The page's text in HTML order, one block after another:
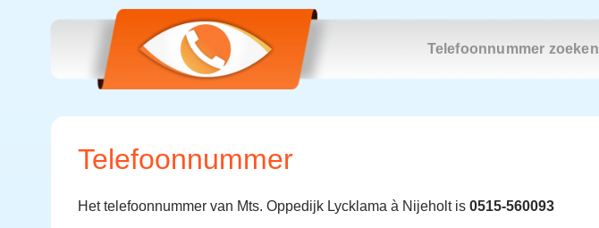
Telefoonnummer zoeken
Telefoonnummer
Het telefoonnummer van Mts. Oppedijk Lycklama à Nijeholt is 0515-560093